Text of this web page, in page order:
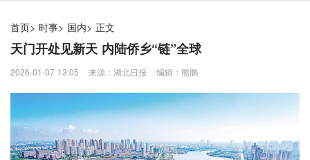
首页> 时事> 国内> 正文
天门开处见新天 内陆侨乡“链”全球
2026-01-07 13:05 来源：湖北日报 编辑：熊鹏